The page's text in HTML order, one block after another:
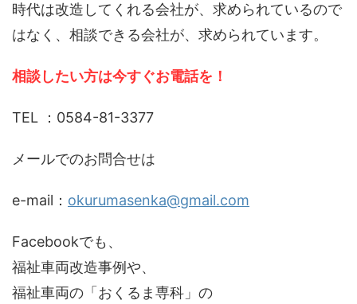
時代は改造してくれる会社が、求められているので
はなく、相談できる会社が、求められています。
相談したい方は今すぐお電話を！
TEL ：0584-81-3377
メールでのお問合せは
e-mail： okurumasenka@gmail.com
Facebookでも、
福祉車両改造事例や、
福祉車両の「おくるま専科」の